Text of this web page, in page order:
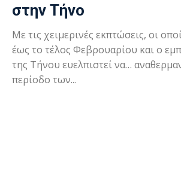
στην Τήνο
Με τις χειμερινές εκπτώσεις, οι
έως το τέλος Φεβρουαρίου και ο
της Τήνου ευελπιστεί να…
περίοδο των...